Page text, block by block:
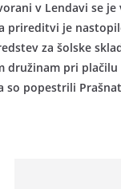
v Lendavi se
prireditvi je
za šolske
družinam pri
so popestrili